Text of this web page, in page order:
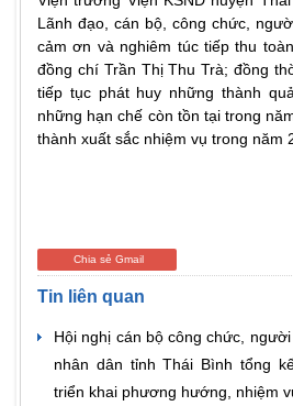
Lãnh đạo, cán bộ, công chức,
cảm ơn và nghiêm túc tiếp thu
đồng chí Trần Thị Thu Trà; đồng
tiếp tục phát huy những thành
những hạn chế còn tồn tại trong
thành xuất sắc nhiệm vụ trong năm
Chia sẻ Gmail
Tin liên quan
Hội nghị cán bộ công chức,
nhân dân tỉnh Thái Bình tổng
triển khai phương hướng, nhiệm